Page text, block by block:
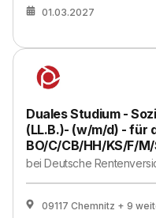
01.03.2027
Duales Studium -
(LL.B.)- (w/m/d) - für
BO/C/CB/HH/KS/F/
beiDeutsche
09117 Chemnitz + 9